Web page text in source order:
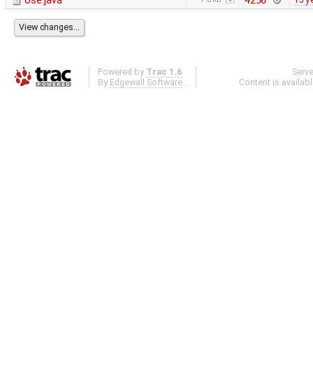
Powered by Trac 1.6
By Edgewall Software .
Content is